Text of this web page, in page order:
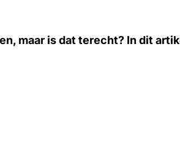
maar is dat terecht? In dit